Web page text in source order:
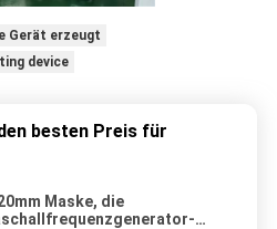
Gerät erzeugt
device
besten Preis für
Maske, die